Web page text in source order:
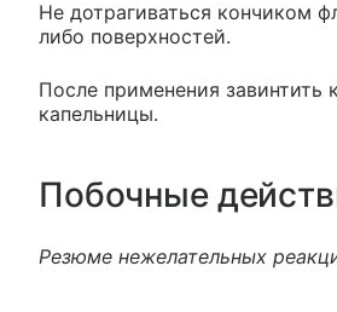
Не дотрагиваться кончиком
либо поверхностей.
После применения завинтить
капельницы.
Побочные
Резюме нежелательных